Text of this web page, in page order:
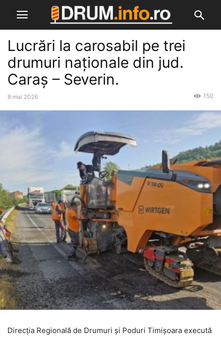
Lucrări la carosabil pe trei
drumuri naționale din jud.
Caraș – Severin.
8 mai 2026 150
Direcția Regională de Drumuri și Poduri Timișoara execută